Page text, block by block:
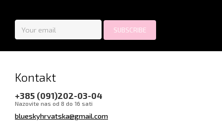
Kontakt
+385 (091)202-03-04
Nazovite nas od 8 do 16 sati
blueskyhrvatska@gmail.com